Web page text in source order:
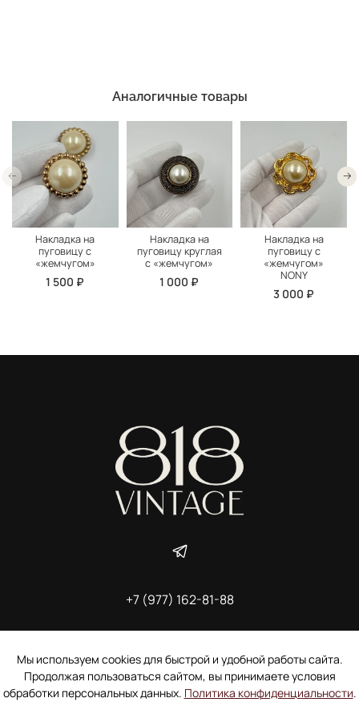
Аналогичные товары
Накладка на
пуговицу с
«жемчугом»
1 500 ₽
Накладка на
пуговицу круглая
с «жемчугом»
1 000 ₽
Накладка на
пуговицу с
«жемчугом»
NONY
3 000 ₽
+7 (977) 162-81-88
Пользовательское соглашение
Электронное согласие покупателя на рассылку
Согласие на обработку персональных данных
Мы используем cookies для быстрой и удобной работы сайта.
Продолжая пользоваться сайтом, вы принимаете условия
обработки персональных данных. Политика конфиденциальности.